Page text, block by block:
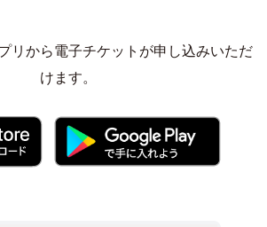
リから電子チケットが申し込みいただ
けます。